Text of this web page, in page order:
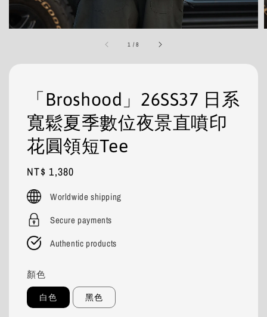
1 /8
「Broshood」26SS37 日系
寬鬆夏季數位夜景直噴印
花圓領短Tee
Regular
price
NT$ 1,380
Worldwide shipping
Secure payments
Authentic products
顏色
白色 黑色